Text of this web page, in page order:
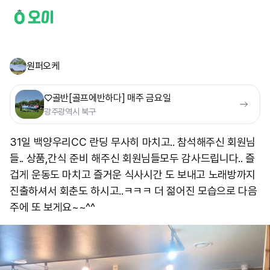
원퍼오케
♡골반[골프에반하다] 매주 금요일
광주광역시 북구
31일 백양우리CC 란딩 무사히 마치고.. 참석해주신 회원님
들.. 상품,간식 준비 해주신 회원님들모두 감사드립니다.. 즐
겁게 운동도 마치고 즐거운 식사시간 도 보내고 노래방까지
진출하셔서 회춘도 하시고..ㅋㅋㅋ 더 젊어진 모습으로 다음
주에 또 보게요~~^^